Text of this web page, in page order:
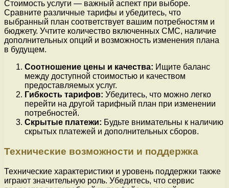
Стоимость услуги — важный аспект при выборе.
Сравните различные тарифы и убедитесь, что
выбранный план соответствует вашим потребностям и
бюджету. Учтите количество включенных СМС, наличие
дополнительных опций и возможность изменения плана
в будущем.
Соотношение цены и качества: Ищите баланс
между доступной стоимостью и качеством
предоставляемых услуг.
Гибкость тарифов: Убедитесь, что можно легко
перейти на другой тарифный план при изменении
потребностей.
Скрытые платежи: Будьте внимательны к наличию
скрытых платежей и дополнительных сборов.
Технические возможности и поддержка
Технические характеристики и уровень поддержки также
играют значительную роль. Убедитесь, что сервис